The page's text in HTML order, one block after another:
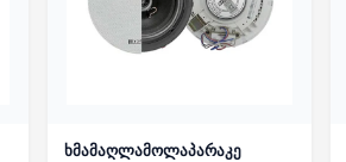
ხმამაღლამოლაპარაკე